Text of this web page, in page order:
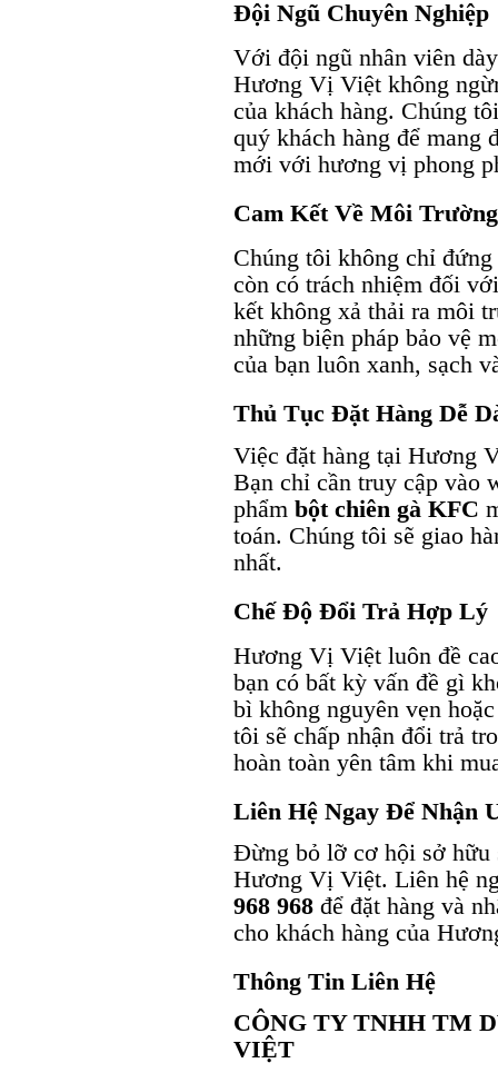
Đội Ngũ Chuyên Nghiệp
Với đội ngũ nhân viên
Hương Vị Việt không
của khách hàng. Chúng
quý khách hàng để mang
mới với hương vị phong
Cam Kết Về Môi Trường
Chúng tôi không chỉ
còn có trách nhiệm đối
kết không xả thải ra môi
những biện pháp bảo vệ
của bạn luôn xanh, sạch
Thủ Tục Đặt Hàng Dễ
Việc đặt hàng tại Hương
Bạn chỉ cần truy cập vào
phẩm bột chiên gà KFC
toán. Chúng tôi sẽ giao
nhất.
Chế Độ Đổi Trả Hợp Lý
Hương Vị Việt luôn đề
bạn có bất kỳ vấn đề gì
bì không nguyên vẹn
tôi sẽ chấp nhận đổi trả
hoàn toàn yên tâm khi
Liên Hệ Ngay Để Nhận
Đừng bỏ lỡ cơ hội sở hữu
Hương Vị Việt. Liên hệ
968 968 để đặt hàng và
cho khách hàng của
Thông Tin Liên Hệ
CÔNG TY TNHH TM
VIỆT